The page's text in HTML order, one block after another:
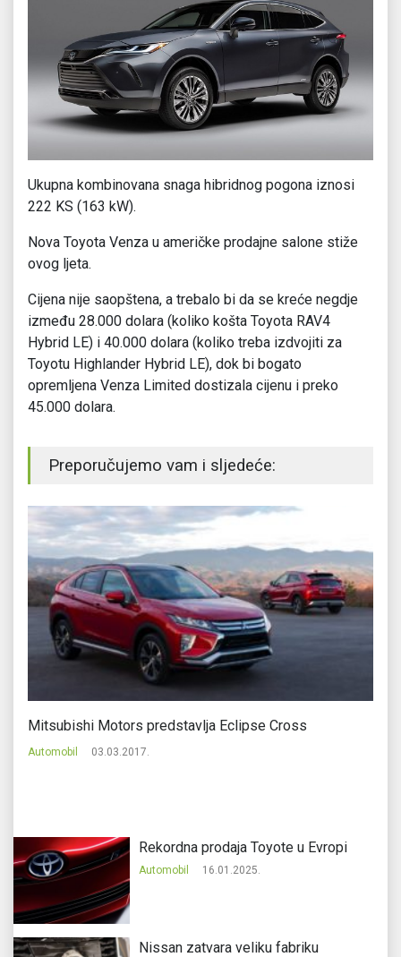
Ukupna kombinovana snaga hibridnog pogona iznosi
222 KS (163 kW).
Nova Toyota Venza u američke prodajne salone stiže
ovog ljeta.
Cijena nije saopštena, a trebalo bi da se kreće negdje
između 28.000 dolara (koliko košta Toyota RAV4
Hybrid LE) i 40.000 dolara (koliko treba izdvojiti za
Toyotu Highlander Hybrid LE), dok bi bogato
opremljena Venza Limited dostizala cijenu i preko
45.000 dolara.
Preporučujemo vam i sljedeće:
Mitsubishi Motors predstavlja Eclipse Cross
Automobil 03.03.2017.
Rekordna prodaja Toyote u Evropi
Automobil 16.01.2025.
Nissan zatvara veliku fabriku